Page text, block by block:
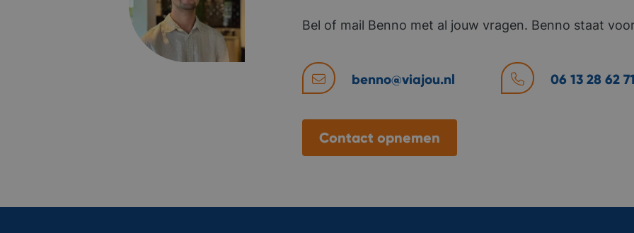
Bel of mail Benno met al jouw vragen. Benno staat
benno@viajou.nl 06 13 28 62
Contact opnemen